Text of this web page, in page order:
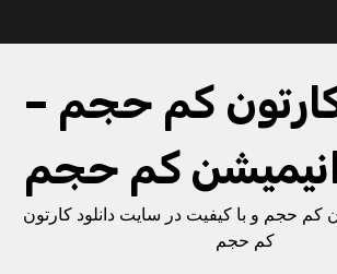
کارتون کم حجم –
انیمیشن کم حجم
کم حجم و با کیفیت در سایت دانلود کارتون
کم حجم